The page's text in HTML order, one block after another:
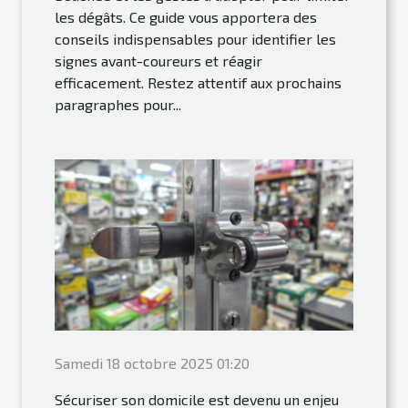
les dégâts. Ce guide vous apportera des
conseils indispensables pour identifier les
signes avant-coureurs et réagir
efficacement. Restez attentif aux prochains
paragraphes pour...
Samedi 18 octobre 2025 01:20
Sécuriser son domicile est devenu un enjeu